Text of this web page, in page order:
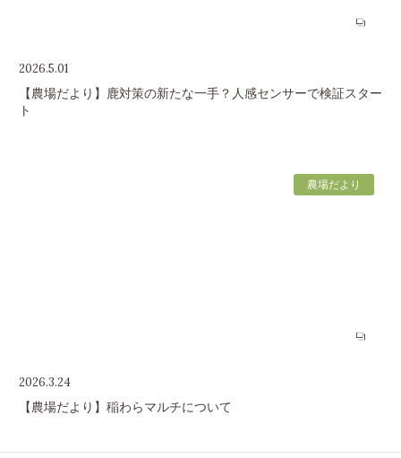
2026.5.01
【農場だより】鹿対策の新たな一手？人感センサーで検証スター
ト
農場だより
2026.3.24
【農場だより】稲わらマルチについて